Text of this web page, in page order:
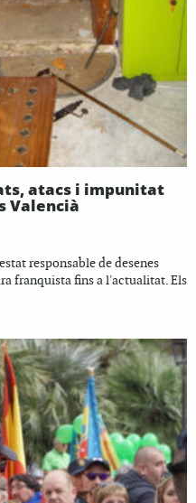
atacs i impunitat
Valencià
responsable de desenes
franquista fins a l'actualitat. Els